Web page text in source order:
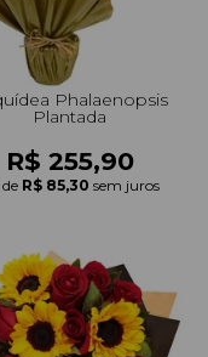
Phalaenopsis
Plantada
R$ 255,90
de R$ 85,30 sem juros